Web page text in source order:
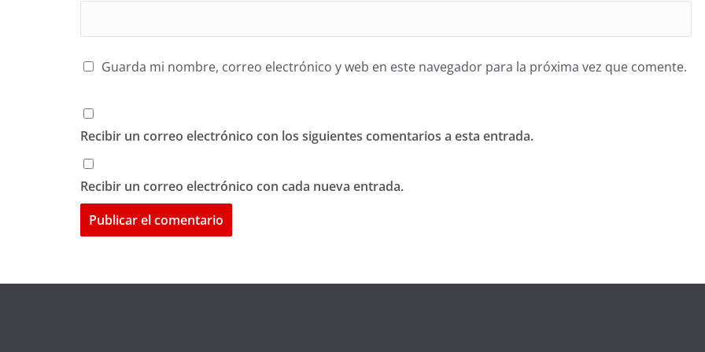
Guarda mi nombre, correo electrónico y web en este navegador para la próxima vez que comente.
Recibir un correo electrónico con los siguientes comentarios a esta entrada.
Recibir un correo electrónico con cada nueva entrada.